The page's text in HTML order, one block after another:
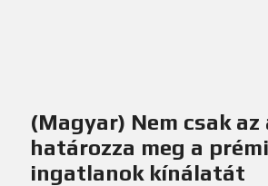
(Magyar) Nem csak az
határozza meg a
ingatlanok kínálatát